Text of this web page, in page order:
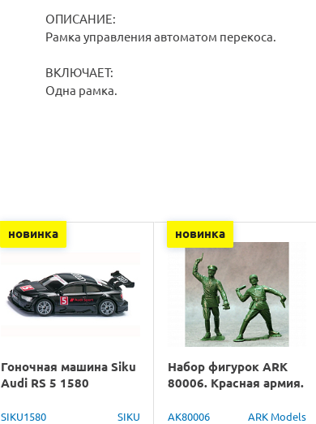
ОПИСАНИЕ:
Рамка управления автоматом перекоса.
ВКЛЮЧАЕТ:
Одна рамка.
новинка
Гоночная машина Siku
Audi RS 5 1580
SIKU1580 SIKU
новинка
Набор фигурок ARK
80006. Красная армия.
AK80006 ARK Models